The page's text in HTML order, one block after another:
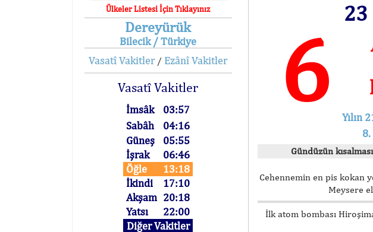
Ülkeler Listesi İçin Tıklayınız
Dereyürük
Bilecik / Türkiye
Vasatî Vakitler/ Ezânî Vakitler
Vasatî Vakitler
İmsâk
03:57
Sabâh
04:16
Güneş
05:55
İşrak
06:46
Öğle
13:18
İkindi
17:10
Akşam 20:18
Yatsı
22:00
Diğer Vakitler
23
6
Yılın
Gündüzün
Cehennemin en pis kokan
Meysere
İlk atom bombası